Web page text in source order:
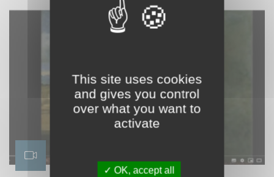
This site uses cookies
and gives you control
over what you want to
activate
✓ OK, accept all